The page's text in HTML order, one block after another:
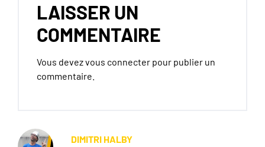
LAISSER UN
COMMENTAIRE
Vous devezvous connecter pour publier un
commentaire.
DIMITRI HALBY